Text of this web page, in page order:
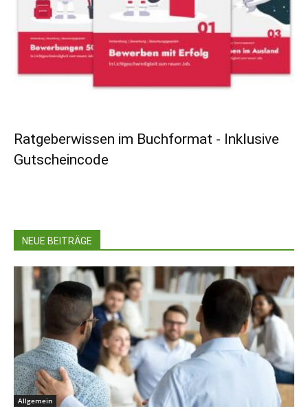
Ratgeberwissen im Buchformat - Inklusive
Gutscheincode
NEUE BEITRÄGE
Allgemein